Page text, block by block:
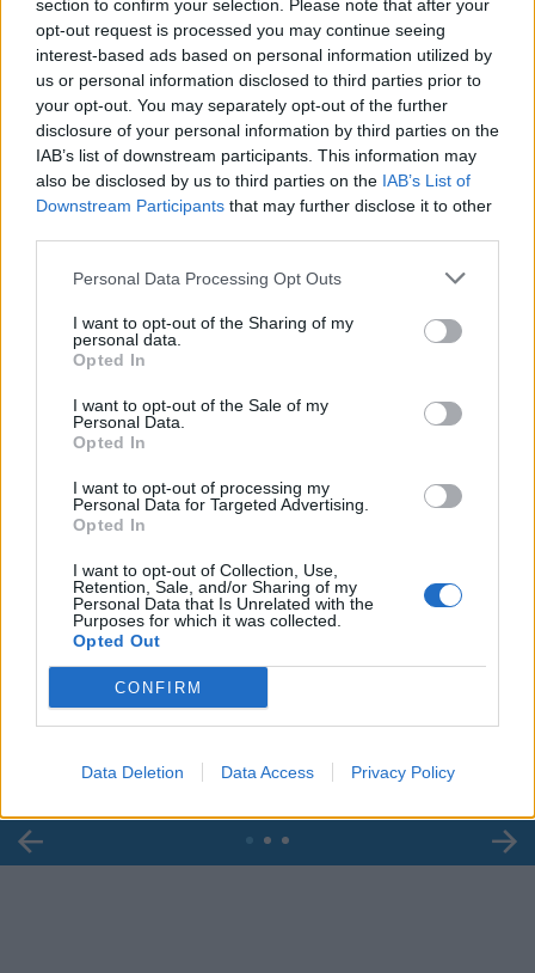
section to confirm your selection. Please note that after your
opt-out request is processed you may continue seeing
interest-based ads based on personal information utilized by
us or personal information disclosed to third parties prior to
your opt-out. You may separately opt-out of the further
disclosure of your personal information by third parties on the
IAB’s list of downstream participants. This information may
also be disclosed by us to third parties on the IAB’s List of
Downstream Participants that may further disclose it to other
Personal Data Processing Opt Outs
I want to opt-out of the Sharing of my
personal data.
Opted In
I want to opt-out of the Sale of my
Personal Data.
Opted In
I want to opt-out of processing my
Personal Data for Targeted Advertising.
Opted In
I want to opt-out of Collection, Use,
Retention, Sale, and/or Sharing of my
Personal Data that Is Unrelated with the
Purposes for which it was collected.
Opted Out
CONFIRM
Data Deletion Data Access Privacy Policy
00:00
Leonardo Maria Del Vecchio dall'ex compagna